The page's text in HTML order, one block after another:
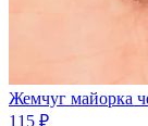
Жемчуг майорка
115 ₽